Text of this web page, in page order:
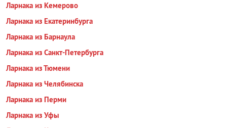
Ларнака из Кемерово
Ларнака из Екатеринбурга
Ларнака из Барнаула
Ларнака из Санкт-Петербурга
Ларнака из Тюмени
Ларнака из Челябинска
Ларнака из Перми
Ларнака из Уфы